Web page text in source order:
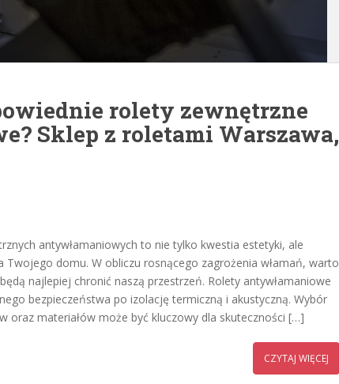
rolety zewnętrzne
Sklep z roletami Warszawa,
antywłamaniowych to nie tylko kwestia estetyki, ale
Twojego domu. W obliczu rosnącego zagrożenia włamań, warto
najlepiej chronić naszą przestrzeń. Rolety antywłamaniowe
bezpieczeństwa po izolację termiczną i akustyczną. Wybór
oraz materiałów może być kluczowy dla skuteczności […]
CZYTAJ WIĘCEJ